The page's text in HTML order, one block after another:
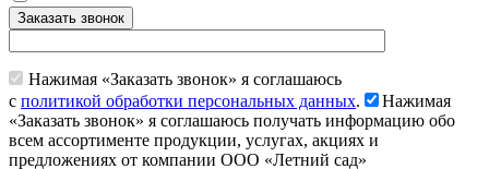
Заказать звонок
Нажимая «Заказать звонок» я соглашаюсь
с политикой обработки персональных данных.
Нажимая
«Заказать звонок» я соглашаюсь получать информацию обо
всем ассортименте продукции, услугах, акциях и
предложениях от компании ООО «Летний сад»